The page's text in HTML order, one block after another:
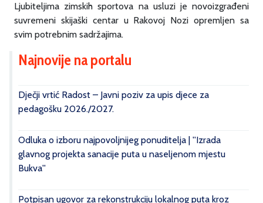
Ljubiteljima zimskih sportova na usluzi je novoizgrađeni
suvremeni skijaški centar u Rakovoj Nozi opremljen sa
svim potrebnim sadržajima.
Najnovije na portalu
Dječji vrtić Radost – Javni poziv za upis djece za
pedagošku 2026./2027.
Odluka o izboru najpovoljnijeg ponuditelja | ''Izrada
glavnog projekta sanacije puta u naseljenom mjestu
Bukva''
Potpisan ugovor za rekonstrukciju lokalnog puta kroz